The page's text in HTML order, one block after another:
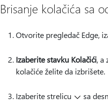
Brisanje kolačića sa
Otvorite pregledač Edge,
Izaberite stavku Kolačići, a
kolačiće želite da izbrišete.
Izaberite strelicu sa